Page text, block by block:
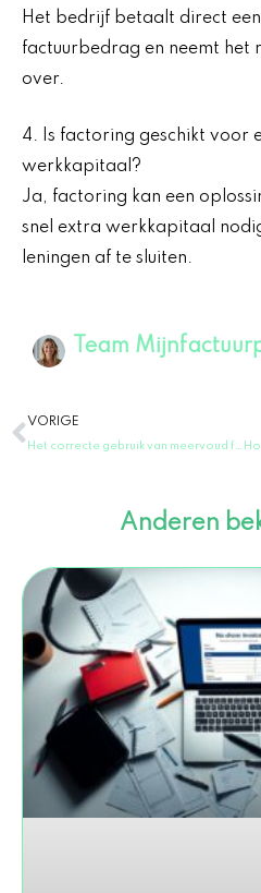
Het bedrijf betaalt direct
factuurbedrag en neemt het
over.
4. Is factoring geschikt voor
werkkapitaal?
Ja, factoring kan een
snel extra werkkapitaal
leningen af te sluiten.
Team
Vorige
VORIGE
Anderen